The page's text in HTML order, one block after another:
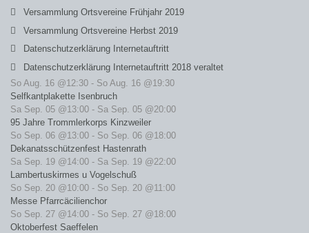
Versammlung Ortsvereine Frühjahr 2019
Versammlung Ortsvereine Herbst 2019
Datenschutzerklärung Internetauftritt
Datenschutzerklärung Internetauftritt 2018 veraltet
So Aug. 16 @12:30 - So Aug. 16 @19:30
Selfkantplakette Isenbruch
Sa Sep. 05 @13:00 - Sa Sep. 05 @20:00
95 Jahre Trommlerkorps Kinzweiler
So Sep. 06 @13:00 - So Sep. 06 @18:00
Dekanatsschützenfest Hastenrath
Sa Sep. 19 @14:00 - Sa Sep. 19 @22:00
Lambertuskirmes u Vogelschuß
So Sep. 20 @10:00 - So Sep. 20 @11:00
Messe Pfarrcäcilienchor
So Sep. 27 @14:00 - So Sep. 27 @18:00
Oktoberfest Saeffelen